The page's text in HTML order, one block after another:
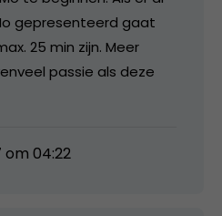
gepresenteerd gaat
25 min zijn. Meer
passie als deze
04:22